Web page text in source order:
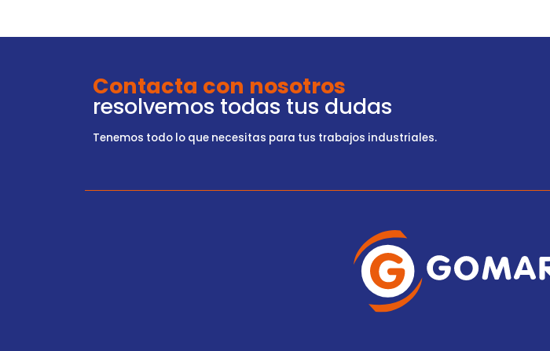
Contacta con nosotros
resolvemos todas tus dudas
Tenemos todo lo que necesitas para tus trabajos industriales.